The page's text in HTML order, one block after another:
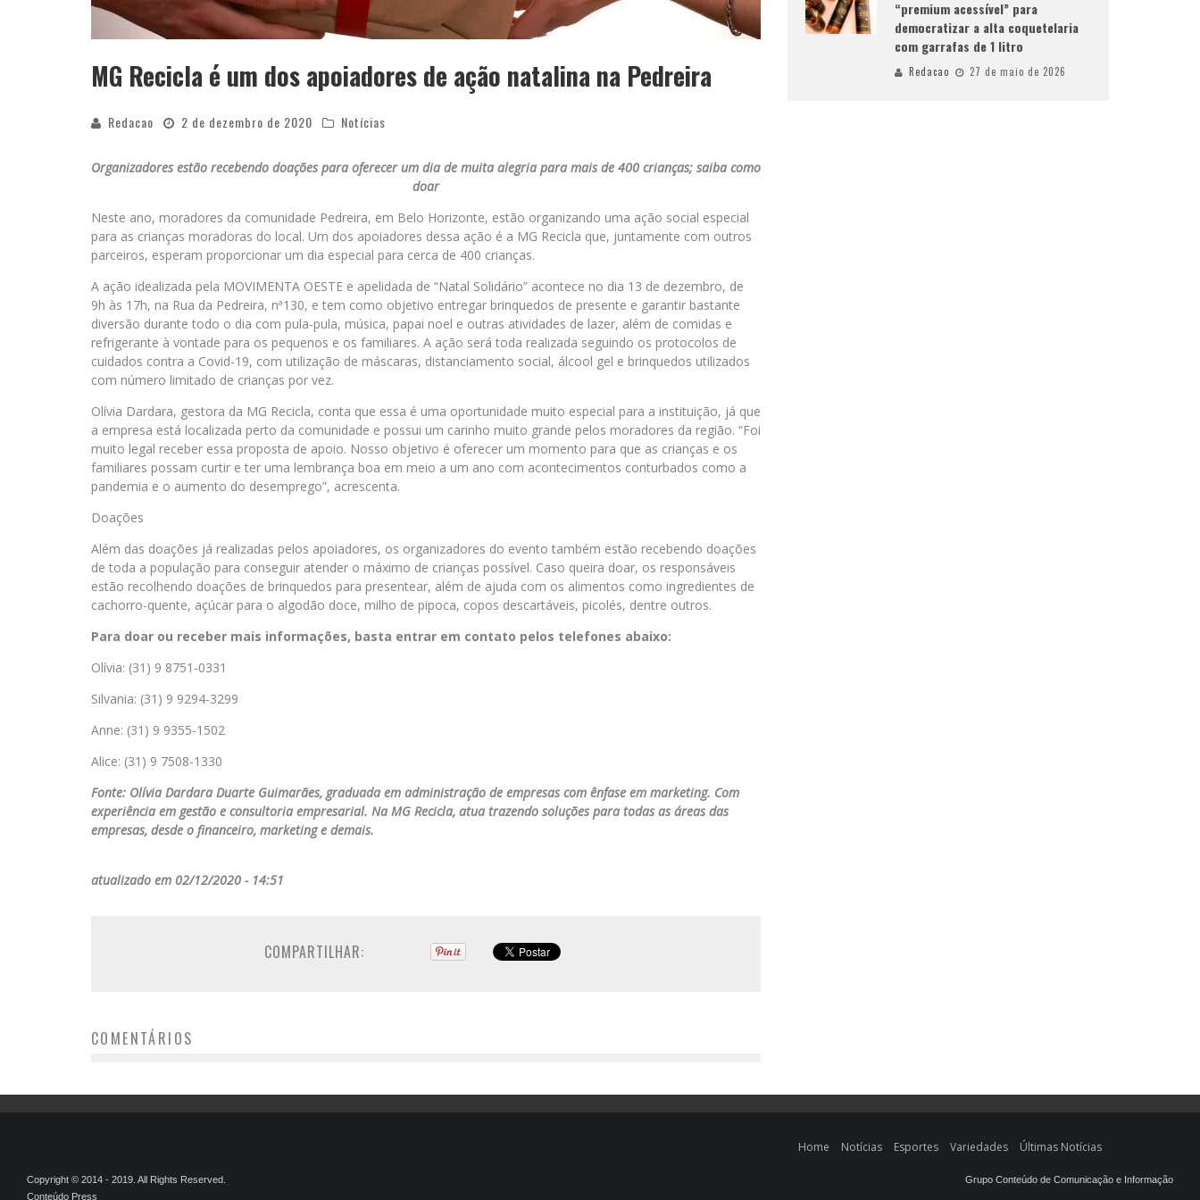
MG Recicla é um dos apoiadores de ação natalina na Pedreira
Redacao 2 de dezembro de 2020 Notícias
Organizadores estão recebendo doações para oferecer um dia de muita alegria para mais de 400 crianças; saiba como
doar
Neste ano, moradores da comunidade Pedreira, em Belo Horizonte, estão organizando uma ação social especial
para as crianças moradoras do local. Um dos apoiadores dessa ação é a MG Recicla que, juntamente com outros
parceiros, esperam proporcionar um dia especial para cerca de 400 crianças.
A ação idealizada pela MOVIMENTA OESTE e apelidada de “Natal Solidário” acontece no dia 13 de dezembro, de
9h às 17h, na Rua da Pedreira, nª130, e tem como objetivo entregar brinquedos de presente e garantir bastante
diversão durante todo o dia com pula-pula, música, papai noel e outras atividades de lazer, além de comidas e
refrigerante à vontade para os pequenos e os familiares. A ação será toda realizada seguindo os protocolos de
cuidados contra a Covid-19, com utilização de máscaras, distanciamento social, álcool gel e brinquedos utilizados
com número limitado de crianças por vez.
Olívia Dardara, gestora da MG Recicla, conta que essa é uma oportunidade muito especial para a instituição, já que
a empresa está localizada perto da comunidade e possui um carinho muito grande pelos moradores da região. “Foi
muito legal receber essa proposta de apoio. Nosso objetivo é oferecer um momento para que as crianças e os
familiares possam curtir e ter uma lembrança boa em meio a um ano com acontecimentos conturbados como a
pandemia e o aumento do desemprego”, acrescenta.
Doações
Além das doações já realizadas pelos apoiadores, os organizadores do evento também estão recebendo doações
de toda a população para conseguir atender o máximo de crianças possível. Caso queira doar, os responsáveis
estão recolhendo doações de brinquedos para presentear, além de ajuda com os alimentos como ingredientes de
cachorro-quente, açúcar para o algodão doce, milho de pipoca, copos descartáveis, picolés, dentre outros.
Para doar ou receber mais informações, basta entrar em contato pelos telefones abaixo:
Olívia: (31) 9 8751-0331
Silvania: (31) 9 9294-3299
Anne: (31) 9 9355-1502
Alice: (31) 9 7508-1330
Fonte: Olívia Dardara Duarte Guimarães, graduada em administração de empresas com ênfase em marketing. Com
experiência em gestão e consultoria empresarial. Na MG Recicla, atua trazendo soluções para todas as áreas das
empresas, desde o financeiro, marketing e demais.
atualizado em 02/12/2020 - 14:51
COMPARTILHAR:
COMENTÁRIOS
“premium acessível” para
democratizar a alta coquetelaria
com garrafas de 1 litro
Redacao 27 de maio de 2026
Home Notícias Esportes Variedades Últimas Notícias
Copyright © 2014 - 2019. All Rights Reserved.
Conteúdo Press
Grupo Conteúdo de Comunicação e Informação